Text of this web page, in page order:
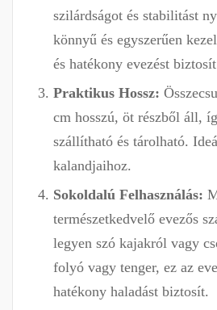
szilárdságot és stabilitást
könnyű és egyszerűen
és hatékony evezést
Praktikus Hossz:
cm hosszú, öt részből áll,
szállítható és tárolható.
kalandjaihoz.
Sokoldalú Felhasználás:
természetkedvelő evezős
legyen szó kajakról vagy
folyó vagy tenger, ez az
hatékony haladást biztosít.